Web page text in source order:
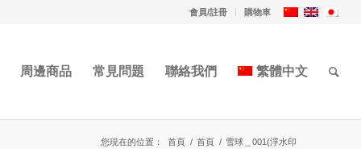
會員/註冊 購物車
周邊商品 常見問題 聯絡我們 繁體中文
您現在的位置： 首頁 / 首頁 / 雪球＿001(浮水印